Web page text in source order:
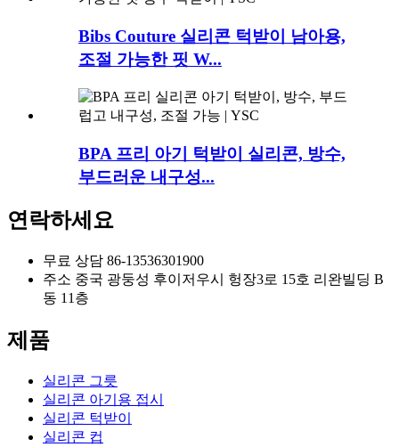
Bibs Couture 실리콘 턱받이 남아용,
조절 가능한 핏 W...
BPA 프리 아기 턱받이 실리콘, 방수,
부드러운 내구성...
연락하세요
무료 상담 86-13536301900
주소 중국 광둥성 후이저우시 헝장3로 15호 리완빌딩 B
동 11층
제품
실리콘 그릇
실리콘 아기용 접시
실리콘 턱받이
실리콘 컵